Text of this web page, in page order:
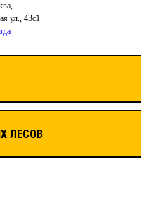
ул., 43с1
ЛЕСОВ